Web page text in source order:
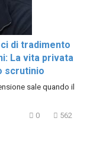
di tradimento
La vita privata
scrutinio
sale quando il
0 562